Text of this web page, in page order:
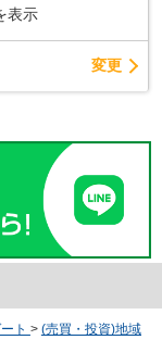
表示
変更
ト > (売買・投資)地域